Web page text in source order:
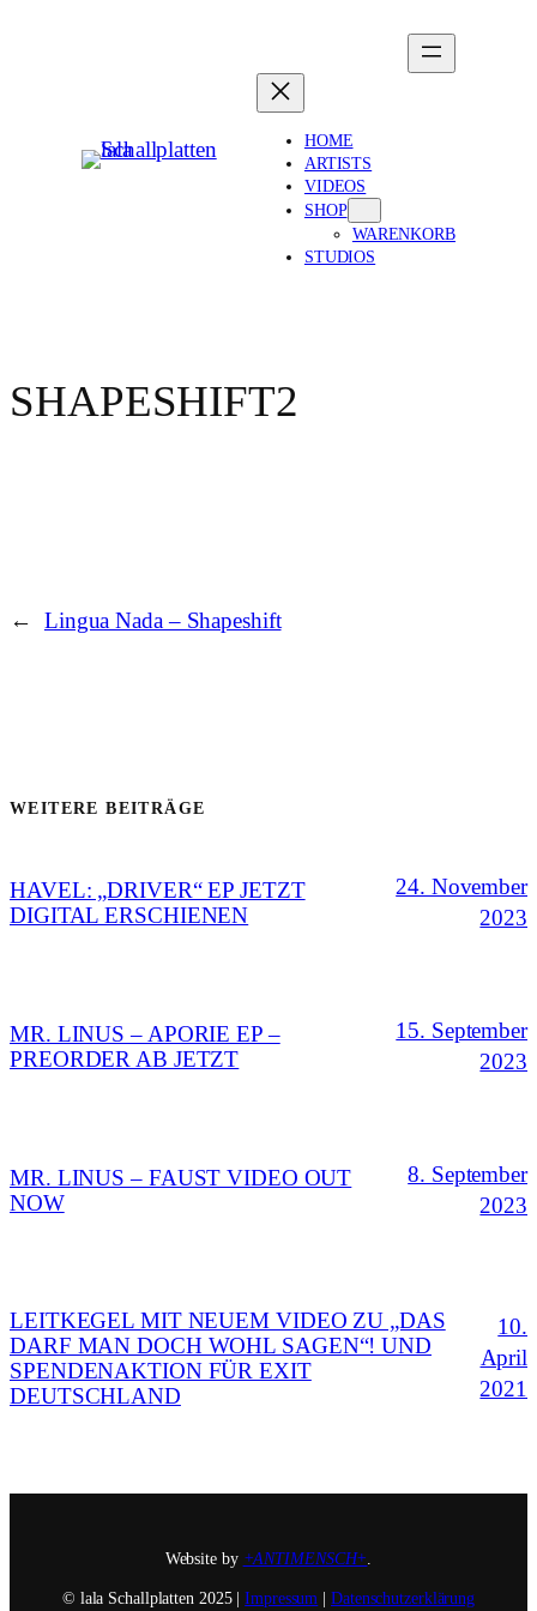
HOME
ARTISTS
VIDEOS
SHOP
WARENKORB
STUDIOS
SHAPESHIFT2
← Lingua Nada – Shapeshift
WEITERE BEITRÄGE
HAVEL: „DRIVER“ EP JETZT
DIGITAL ERSCHIENEN
24. November
2023
MR. LINUS – APORIE EP –
PREORDER AB JETZT
15. September
2023
MR. LINUS – FAUST VIDEO OUT
NOW
8. September
2023
LEITKEGEL MIT NEUEM VIDEO ZU „DAS
DARF MAN DOCH WOHL SAGEN“! UND
SPENDENAKTION FÜR EXIT
DEUTSCHLAND
10.
April
2021
Website by +ANTIMENSCH+
© lala Schallplatten 2025 |Impressum Datenschutzerklärung